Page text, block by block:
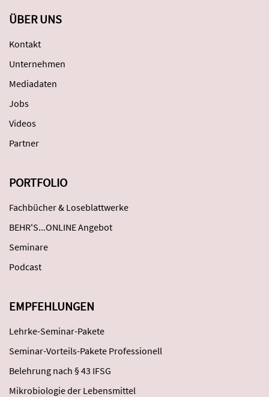
ÜBER UNS
Kontakt
Unternehmen
Mediadaten
Jobs
Videos
Partner
PORTFOLIO
Fachbücher & Loseblattwerke
BEHR'S...ONLINE Angebot
Seminare
Podcast
EMPFEHLUNGEN
Lehrke-Seminar-Pakete
Seminar-Vorteils-Pakete Professionell
Belehrung nach § 43 IFSG
Mikrobiologie der Lebensmittel